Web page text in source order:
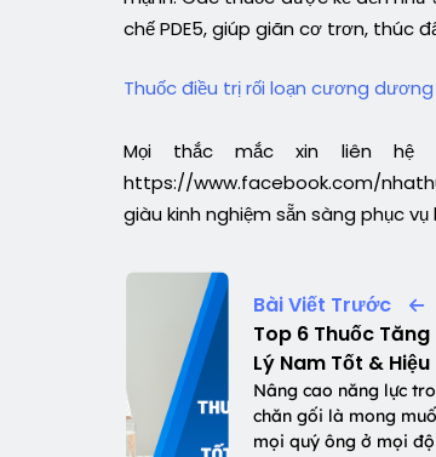
chế PDE5, giúp giãn cơ trơn, thúc
Thuốc điều trị rối loạn cương dương
Mọi thắc mắc xin liên hệ
https://www.facebook.com/
giàu kinh nghiệm sẵn sàng phục vụ
Bài Viết Trước
Top 6 Thuốc
Lý Nam Tốt & Hiệu
Nâng cao năng lực
chăn gối là mong
mọi quý ông ở mọi